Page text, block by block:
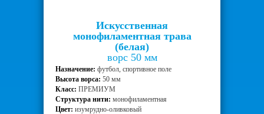
Искусственная
монофиламентная трава
(белая)
ворс 50 мм
Назначение: футбол, спортивное поле
Высота ворса: 50 мм
Класс: ПРЕМИУМ
Структура нити: монофиламентная
Цвет: изумрудно-оливковый